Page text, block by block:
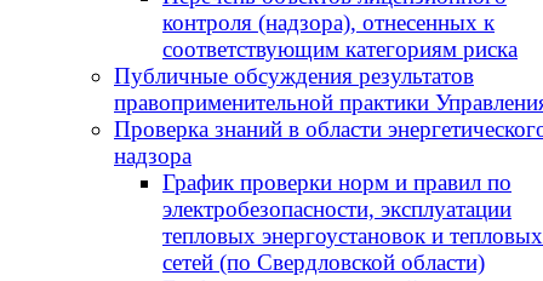
контроля (надзора), отнесенных к
соответствующим категориям риска
Публичные обсуждения результатов
правоприменительной практики
Проверка знаний в области
надзора
График проверки норм и правил по
электробезопасности, эксплуатации
тепловых энергоустановок и тепловых
сетей (по Свердловской области)